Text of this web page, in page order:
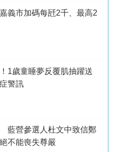
義市加碼每瓩2千、最高2
1歲童睡夢反覆肌抽躍送
警訊
藍營參選人杜文中致信鄭
不能喪失尊嚴